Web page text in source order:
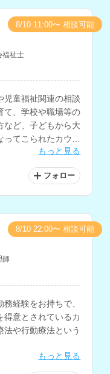
福祉士
児童福祉関連の相談
て、学校や職場等の
など、子どもから大
てこられたカウン
もっと見る
フォロー
8/10 11:00〜 相談可能
師
経験をお持ちで、
得意とされているカ
法や行動療法という
もっと見る
8/10 22:00〜 相談可能